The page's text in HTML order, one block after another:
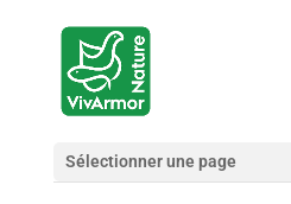
Sélectionner une page